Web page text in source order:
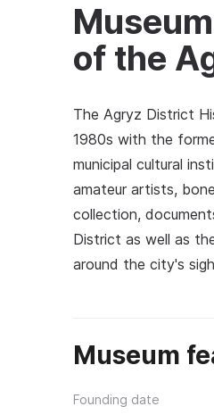
of the
The Agryz District
1980s with the
municipal cultural
amateur artists,
collection,
District as well as
around the city's
Museum
Founding date